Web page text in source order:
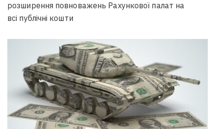
розширення повноважень Рахункової палат на
всі публічні кошти